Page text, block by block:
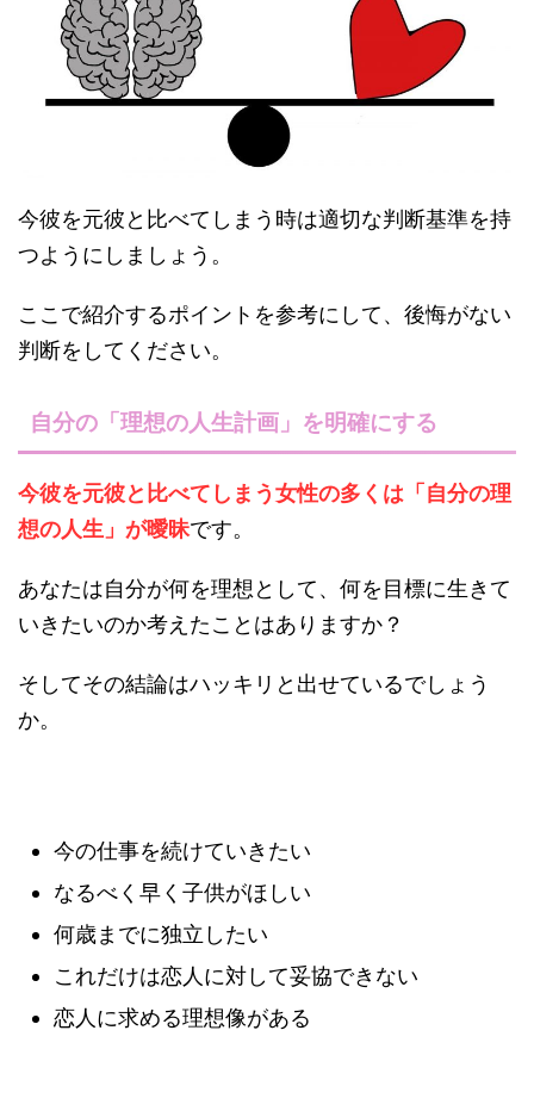
今彼を元彼と比べてしまう時は適切な判断基準を持
つようにしましょう。
ここで紹介するポイントを参考にして、後悔がない
判断をしてください。
自分の「理想の人生計画」を明確にする
今彼を元彼と比べてしまう女性の多くは「自分の理
想の人生」が曖昧です。
あなたは自分が何を理想として、何を目標に生きて
いきたいのか考えたことはありますか？
そしてその結論はハッキリと出せているでしょう
か。
今の仕事を続けていきたい
なるべく早く子供がほしい
何歳までに独立したい
これだけは恋人に対して妥協できない
恋人に求める理想像がある